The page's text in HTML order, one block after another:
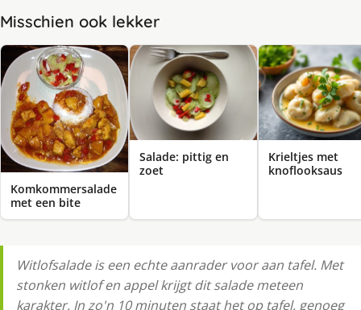
Misschien ook lekker
Komkommersalade
met een bite
Salade: pittig en
zoet
Krieltjes met
knoflooksaus
Witlofsalade is een echte aanrader voor aan tafel. Met
stonken witlof en appel krijgt dit salade meteen
karakter. In zo'n 10 minuten staat het op tafel, genoeg